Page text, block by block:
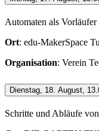
Automaten als
Ort: edu-MakerSpace
Organisation: Verein
Dienstag, 18. August,
Schritte und Abläufe